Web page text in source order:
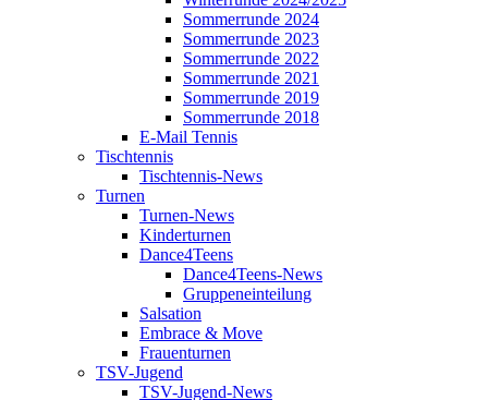
Sommerrunde 2024
Sommerrunde 2023
Sommerrunde 2022
Sommerrunde 2021
Sommerrunde 2019
Sommerrunde 2018
E-Mail Tennis
Tischtennis
Tischtennis-News
Turnen
Turnen-News
Kinderturnen
Dance4Teens
Dance4Teens-News
Gruppeneinteilung
Salsation
Embrace & Move
Frauenturnen
TSV-Jugend
TSV-Jugend-News